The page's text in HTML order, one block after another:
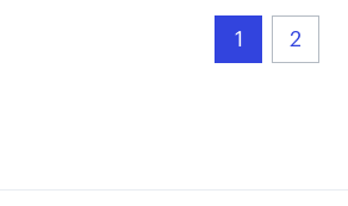
1 2